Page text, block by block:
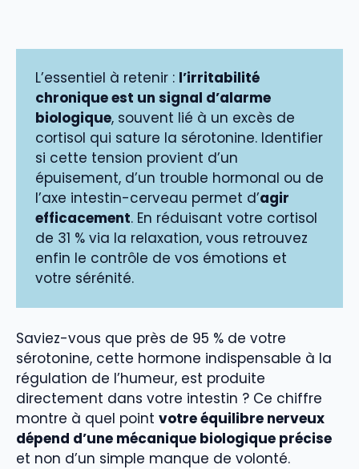
L’essentiel à retenir : l’irritabilité
chronique est un signal d’alarme
biologique, souvent lié à un excès de
cortisol qui sature la sérotonine. Identifier
si cette tension provient d’un
épuisement, d’un trouble hormonal ou de
l’axe intestin-cerveau permet d’agir
efficacement. En réduisant votre cortisol
de 31 % via la relaxation, vous retrouvez
enfin le contrôle de vos émotions et
votre sérénité.
Saviez-vous que près de 95 % de votre
sérotonine, cette hormone indispensable à la
régulation de l’humeur, est produite
directement dans votre intestin ? Ce chiffre
montre à quel point votre équilibre nerveux
dépend d’une mécanique biologique précise
et non d’un simple manque de volonté.